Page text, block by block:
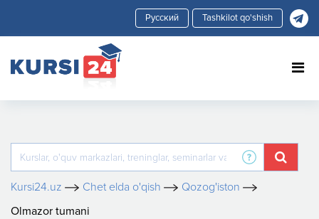
Tashkilot qo'shish
Kursi24.uz Chet elda o'qish
Qozog'iston
Olmazor tumani